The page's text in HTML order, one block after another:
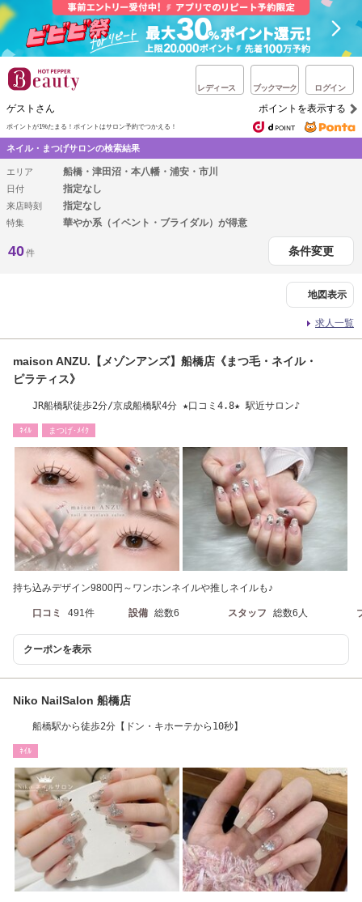
レディース ブックマーク ログイン
ゲストさん ポイントを表示する
ポイントが1%たまる！ ポイントはサロン予約でつかえる！
ネイル・まつげサロンの検索結果
エリア 船橋・津田沼・本八幡・浦安・市川
日付 指定なし
来店時刻 指定なし
特集 華やか系（イベント・ブライダル）が得意
40件 条件変更
地図表示
求人一覧
maison ANZU.【メゾンアンズ】船橋店《まつ毛・ネイル・
ピラティス》
JR船橋駅徒歩2分/京成船橋駅4分 ★口コミ4.8★ 駅近サロン♪
ﾈｲﾙ まつげ･ﾒｲｸ
持ち込みデザイン9800円～ワンホンネイルや推しネイルも♪
口コミ 491件 設備 総数6 スタッフ 総数6人
クーポンを表示
Niko NailSalon 船橋店
船橋駅から徒歩2分【ドン・キホーテから10秒】
ﾈｲﾙ